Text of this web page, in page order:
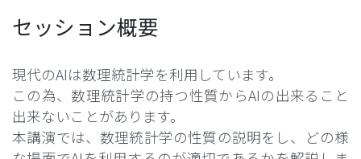
セッション概要
現代のAIは数理統計学を利用しています。
この為、数理統計学の持つ性質からAIの出来ること
出来ないことがあります。
本講演では、数理統計学の性質の説明をし、どの様